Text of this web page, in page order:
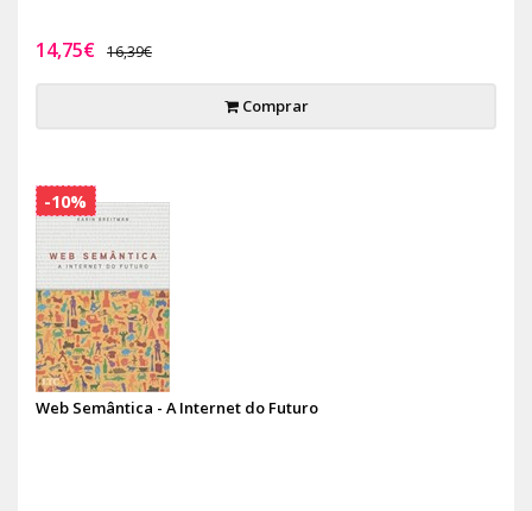
14,75€ 16,39€
Comprar
Web Semântica - A Internet do Futuro
-10%